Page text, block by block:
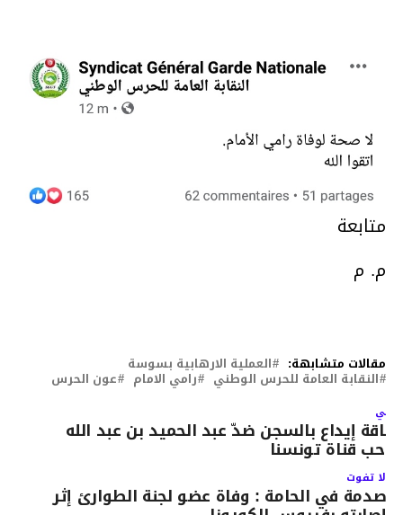
متابعة
م. م
مقالات متشابهة: العملية الارهابية بسوسة
النقابة العامة للحرس الوطني رامي الامام عون الحرس
إيداع بالسجن ضدّ عبد الحميد بن عبد الله
قناة تونسنا
لا تفوت
صدمة في الحامة : وفاة عضو لجنة الطوارئ إثر